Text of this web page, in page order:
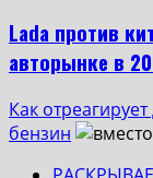
Lada против
авторынке в
Как
бензин